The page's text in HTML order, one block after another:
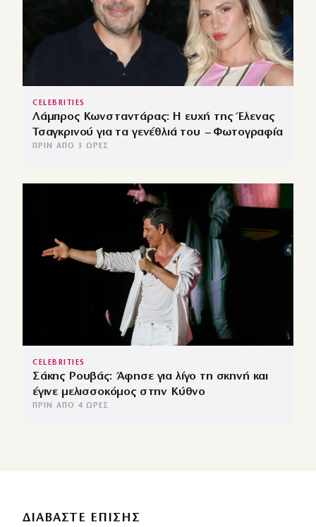
CELEBRITIES
Λάμπρος Κωνσταντάρας: Η ευχή της Έλενας
Τσαγκρινού για τα γενέθλιά του – Φωτογραφία
ΠΡΙΝ ΑΠΌ 3 ΏΡΕΣ
CELEBRITIES
Σάκης Ρουβάς: Άφησε για λίγο τη σκηνή και
έγινε μελισσοκόμος στην Κύθνο
ΠΡΙΝ ΑΠΌ 4 ΏΡΕΣ
ΔΙΑΒΑΣΤΕ ΕΠΙΣΗΣ